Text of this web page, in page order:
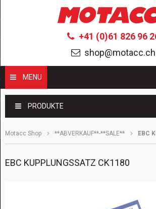
+41 (0)61 826 96
shop@motacc.ch
MENU
PRODUKTE
Motacc Shop **ABVERKAUF**-**SALE** EBC
EBC KUPPLUNGSSATZ CK1180